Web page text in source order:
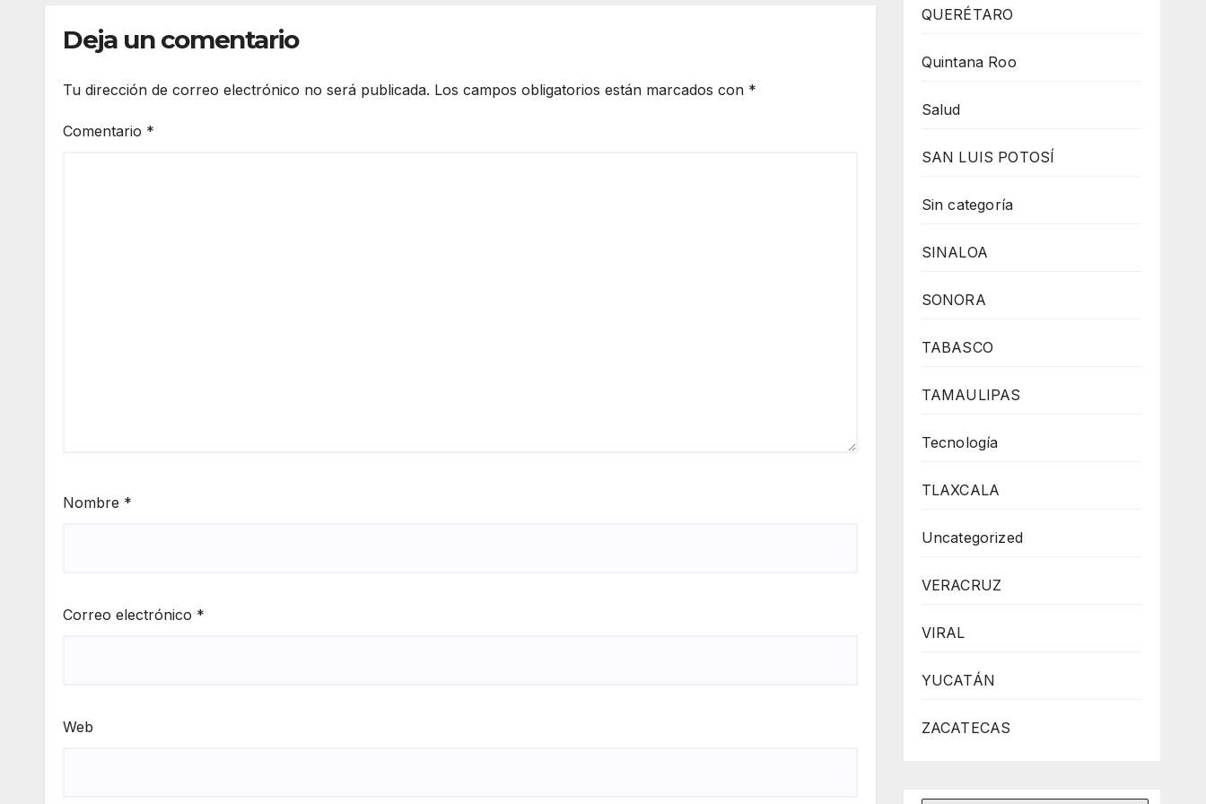
Deja un comentario
Tu dirección de correo electrónico no será publicada. Los campos obligatorios están marcados con *
Comentario *
Nombre *
Correo electrónico *
Web
QUERÉTARO
Quintana Roo
Salud
SAN LUIS POTOSÍ
Sin categoría
SINALOA
SONORA
TABASCO
TAMAULIPAS
Tecnología
TLAXCALA
Uncategorized
VERACRUZ
VIRAL
YUCATÁN
ZACATECAS